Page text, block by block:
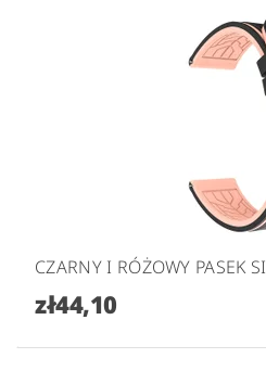
CZARNY I RÓŻOWY PASEK
zł44,10